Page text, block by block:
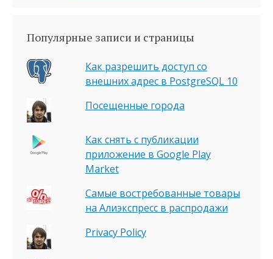
Популярные записи и страницы
Как разрешить доступ со
внешних адрес в PostgreSQL 10
Посещенные города
Как снять с публикации
приложение в Google Play
Market
Самые востребованные товары
на Алиэкспресс в распродажи
Privacy Policy